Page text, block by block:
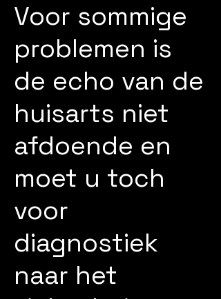
Voor sommige
problemen is
de echo van de
huisarts niet
afdoende en
moet u toch
voor
diagnostiek
naar het